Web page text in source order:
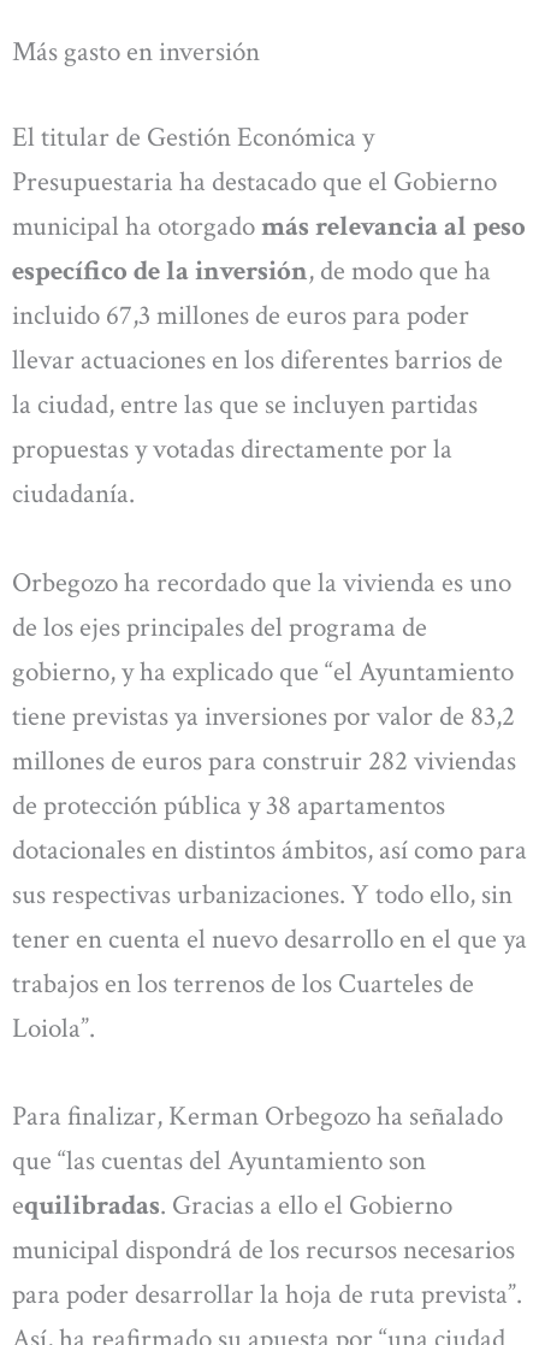
Más gasto en inversión
El titular de Gestión Económica y
Presupuestaria ha destacado que el Gobierno
municipal ha otorgadomás relevancia al peso
específico de la inversión, de modo que ha
incluido 67,3 millones de euros para poder
llevar actuaciones en los diferentes barrios de
la ciudad, entre las que se incluyen partidas
propuestas y votadas directamente por la
ciudadanía.
Orbegozo ha recordado que la vivienda es uno
de los ejes principales del programa de
gobierno, y ha explicado que “el Ayuntamiento
tiene previstas ya inversiones por valor de 83,2
millones de euros para construir 282 viviendas
de protección pública y 38 apartamentos
dotacionales en distintos ámbitos, así como para
sus respectivas urbanizaciones. Y todo ello, sin
tener en cuenta el nuevo desarrollo en el que ya
trabajos en los terrenos de los Cuarteles de
Loiola”.
Para finalizar, Kerman Orbegozo ha señalado
que “las cuentas del Ayuntamiento son
equilibradas. Gracias a ello el Gobierno
municipal dispondrá de los recursos necesarios
para poder desarrollar la hoja de ruta prevista”.